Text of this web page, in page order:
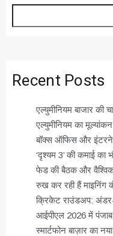
Recent Posts
एल्युमीनियम बाजार
एल्युमीनियम का मूल्यांकन
बॉक्स ऑफिस और
‘दृश्यम 3’ की कमाई का
फेड की बैठक और वैश्विक
रुख कर रही हैं माइनिंग
क्रिकेट राउंडअप: अंडर-
आईपीएल 2026 में
स्मार्टफोन बाज़ार का